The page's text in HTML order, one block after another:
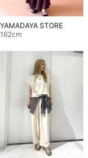
YAMADAYA STORE
162cm